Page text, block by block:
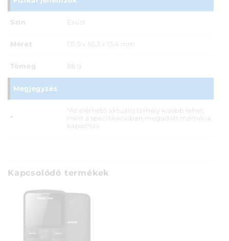
Szín Ezüst
Méret 131,5 x 65,3 x 13,4 mm
Tömeg 88 g
Megjegyzés
*
*Az elérhető aktuális tárhely kisebb lehet,
mint a specifikációban megadott memória
kapacitás.
Kapcsolódó termékek